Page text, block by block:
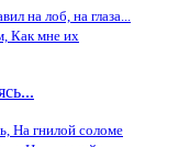
на лоб, на глаза...
Как мне их
На гнилой соломе